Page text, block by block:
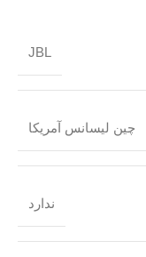
JBL
چین لیسانس آمریکا
ندارد